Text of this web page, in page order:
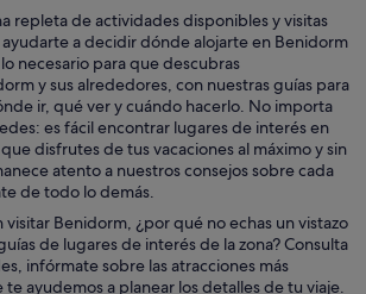
repleta de actividades disponibles y visitas
a decidir dónde alojarte en Benidorm
necesario para que descubras
y sus alrededores, con nuestras guías para
ir, qué ver y cuándo hacerlo. No importa
es fácil encontrar lugares de interés en
disfrutes de tus vacaciones al máximo y sin
atento a nuestros consejos sobre cada
de todo lo demás.
visitar Benidorm, ¿por qué no echas un vistazo
de lugares de interés de la zona? Consulta
infórmate sobre las atracciones más
ayudemos a planear los detalles de tu viaje.